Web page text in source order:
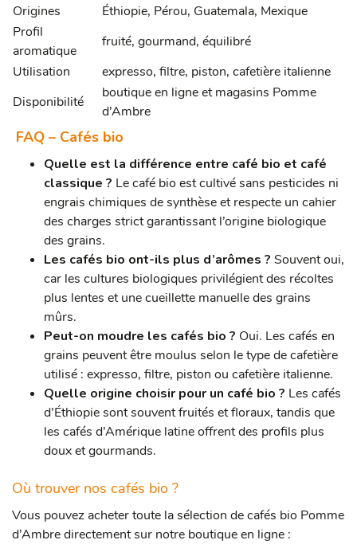
Origines
Éthiopie, Pérou, Guatemala, Mexique
Profil
aromatique
fruité, gourmand, équilibré
Utilisation
expresso, filtre, piston, cafetière italienne
Disponibilité
boutique en ligne et magasins Pomme
d’Ambre
FAQ – Cafés bio
Quelle est la différence entre café bio et café
classique ? Le café bio est cultivé sans pesticides ni
engrais chimiques de synthèse et respecte un cahier
des charges strict garantissant l’origine biologique
des grains.
Les cafés bio ont-ils plus d’arômes ? Souvent oui,
car les cultures biologiques privilégient des récoltes
plus lentes et une cueillette manuelle des grains
mûrs.
Peut-on moudre les cafés bio ? Oui. Les cafés en
grains peuvent être moulus selon le type de cafetière
utilisé : expresso, filtre, piston ou cafetière italienne.
Quelle origine choisir pour un café bio ? Les cafés
d’Éthiopie sont souvent fruités et floraux, tandis que
les cafés d’Amérique latine offrent des profils plus
doux et gourmands.
Où trouver nos cafés bio ?
Vous pouvez acheter toute la sélection de cafés bio Pomme
d’Ambredirectement sur notre boutique en ligne :